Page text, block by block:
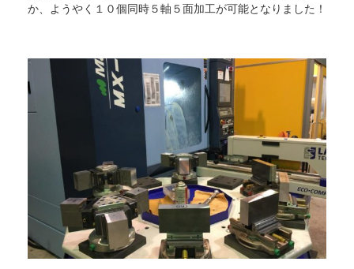
か、ようやく１０個同時５軸５面加工が可能となりました！